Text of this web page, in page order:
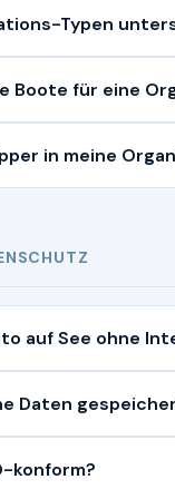
Typen
Boote für eine
in meine
auf See ohne
Daten
konform?